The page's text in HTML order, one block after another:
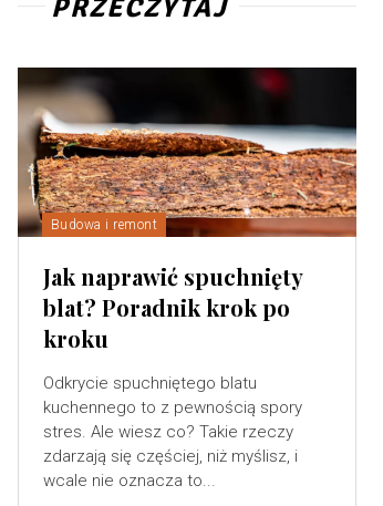
PRZECZYTAJ
Budowa i remont
Jak naprawić spuchnięty
blat? Poradnik krok po
kroku
Odkrycie spuchniętego blatu
kuchennego to z pewnością spory
stres. Ale wiesz co? Takie rzeczy
zdarzają się częściej, niż myślisz, i
wcale nie oznacza to...